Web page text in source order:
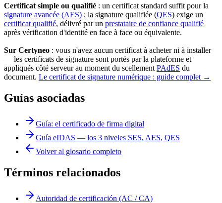
Certificat simple ou qualifié : un certificat standard suffit pour la
signature avancée (AES) ; la signature qualifiée (QES) exige un
certificat qualifié, délivré par un prestataire de confiance qualifié
après vérification d'identité en face à face ou équivalente.
Sur Certyneo : vous n'avez aucun certificat à acheter ni à installer
— les certificats de signature sont portés par la plateforme et
appliqués côté serveur au moment du scellement PAdES du
document. Le certificat de signature numérique : guide complet →
Guías asociadas
Guía: el certificado de firma digital
Guía eIDAS — los 3 niveles SES, AES, QES
Volver al glosario completo
Términos relacionados
Autoridad de certificación (AC / CA)